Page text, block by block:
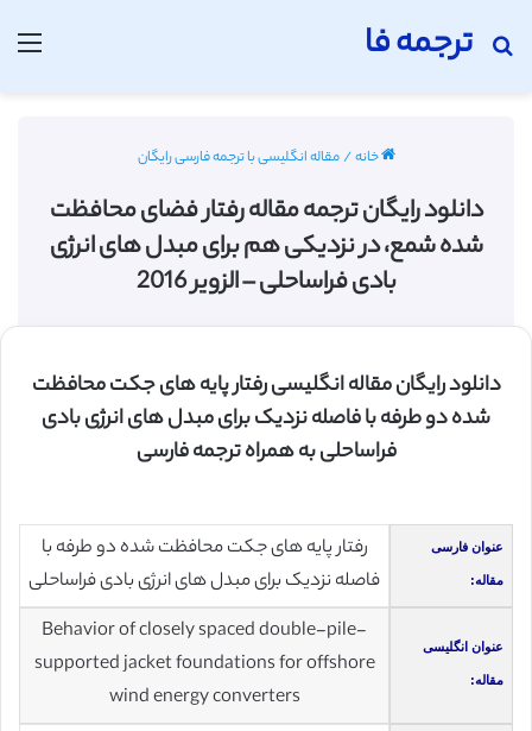
ترجمه فا
جستجو برای
خانه/مقاله انگلیسی با ترجمه فارسی رایگان
دانلود رایگان ترجمه مقاله رفتار فضای محافظت
شده شمع، در نزدیکی هم برای مبدل های انرژی
بادی فراساحلی – الزویر 2016
دانلود رایگان مقاله انگلیسی رفتار پایه های جکت محافظت
شده دو طرفه با فاصله نزدیک برای مبدل های انرژی بادی
فراساحلی به همراه ترجمه فارسی
عنوان فارسی
مقاله:
رفتار پایه های جکت محافظت شده دو طرفه با
فاصله نزدیک برای مبدل های انرژی بادی فراساحلی
عنوان انگلیسی
مقاله:
Behavior of closely spaced double-pile-
supported jacket foundations for offshore
wind energy converters